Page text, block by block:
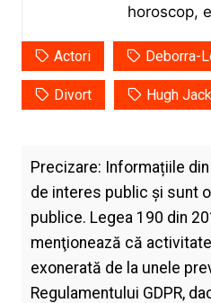
horoscop,
Actori Deborra-
Divort Hugh
Precizare: Informațiile
de interes public și sunt
publice. Legea 190 din
menţionează că
exonerată de la unele
Regulamentului GDPR,